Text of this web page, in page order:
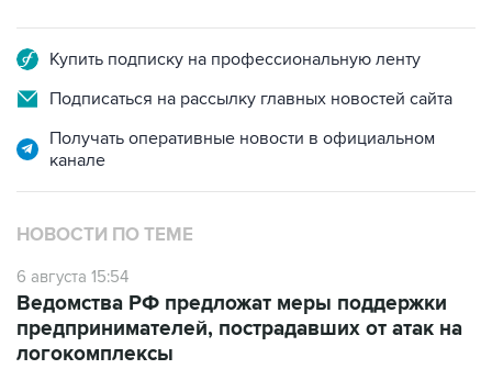
Купить подписку на профессиональную ленту
Подписаться на рассылку главных новостей сайта
Получать оперативные новости в официальном
канале
НОВОСТИ ПО ТЕМЕ
6 августа 15:54
Ведомства РФ предложат меры поддержки
предпринимателей, пострадавших от атак на
логокомплексы